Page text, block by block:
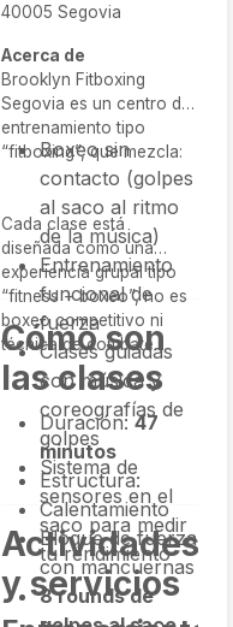
40005 Segovia
Acerca de
Brooklyn Fitboxing
Segovia es un centro de
entrenamiento tipo
“fitboxing”, que mezcla:
Boxeo sin
contacto (golpes
al saco al ritmo
de la música)
Entrenamiento
funcional de
fuerza
Clases guiadas
con música y
coreografías de
golpes
Sistema de
sensores en el
saco para medir
tu rendimiento
Cada clase está
diseñada como una
experiencia grupal tipo
“fitness + boxeo”, no es
boxeo competitivo ni
técnica de combate.
Cómo son
las clases
Duración:47
minutos
Estructura:
Calentamiento
Bloque de fuerza
con mancuernas
8 rounds de
Actividades
y servicios